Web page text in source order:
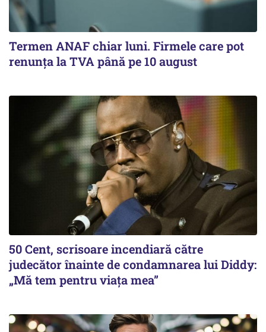
Termen ANAF chiar luni. Firmele care pot
renunța la TVA până pe 10 august
50 Cent, scrisoare incendiară către
judecător înainte de condamnarea lui Diddy:
„Mă tem pentru viața mea”